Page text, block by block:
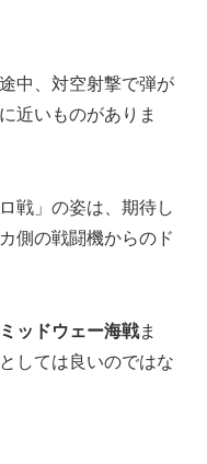
中、対空射撃で弾が
近いものがありま
戦」の姿は、期待し
側の戦闘機からのド
ミッドウェー海戦ま
しては良いのではな